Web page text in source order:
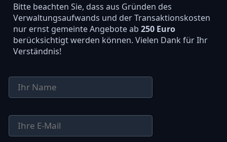
Bitte beachten Sie, dass aus Gründen des
Verwaltungsaufwands und der Transaktionskosten
nur ernst gemeinte Angebote ab 250 Euro
berücksichtigt werden können. Vielen Dank für Ihr
Verständnis!